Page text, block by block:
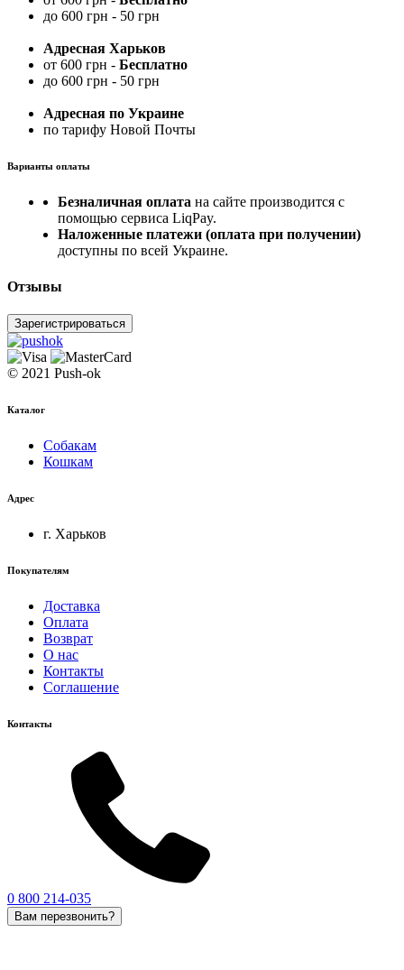
до 600 грн - 50 грн
Адресная Харьков
от 600 грн - Бесплатно
до 600 грн - 50 грн
Адресная по Украине
по тарифу Новой Почты
Варианты оплаты
Безналичная оплата на сайте производится с
помощью сервиса LiqPay.
Наложенные платежи (оплата при получении)
доступны по всей Украине.
Отзывы
Зарегистрироваться
© 2021 Push-ok
Каталог
Собакам
Кошкам
Адрес
г. Харьков
Покупателям
Доставка
Оплата
Возврат
О нас
Контакты
Соглашение
Контакты
0 800 214-035
Вам перезвонить?